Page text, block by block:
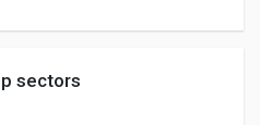
sectors